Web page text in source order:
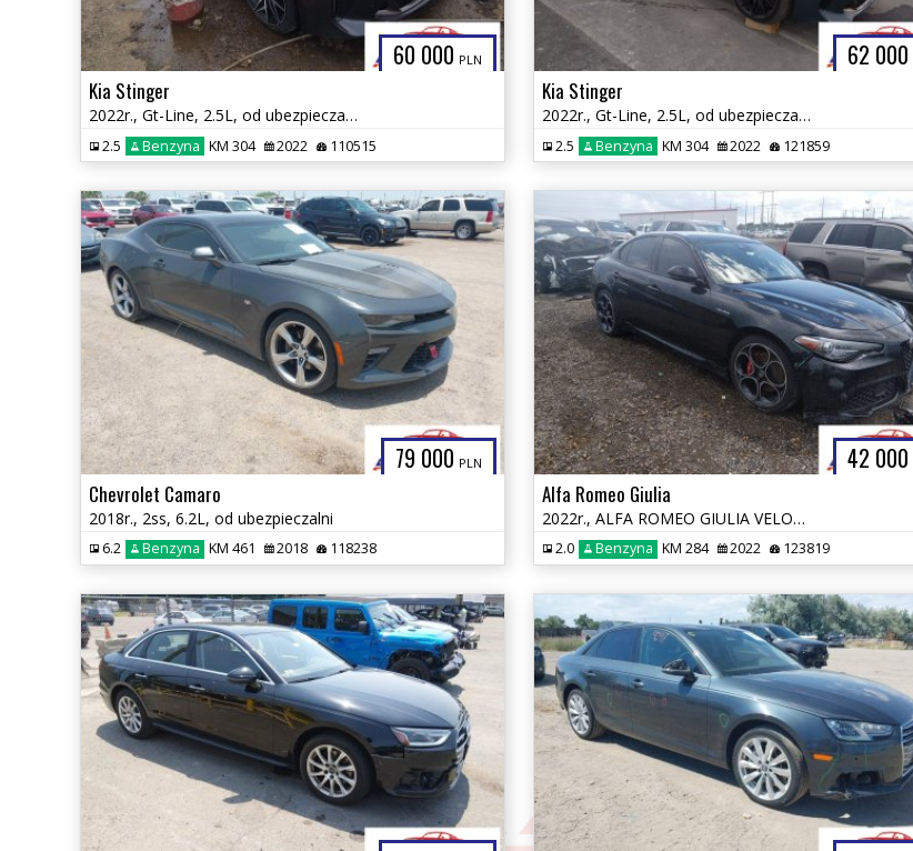
60 000 PLN
Kia Stinger
2022r., Gt-Line, 2.5L, od ubezpieczalni
2.5 Benzyna KM 304 2022 110515
62 000
Kia Stinger
2022r., Gt-Line, 2.5L, od ubezpieczalni
2.5 Benzyna KM 304 2022 121859
79 000 PLN
Chevrolet Camaro
2018r., 2ss, 6.2L, od ubezpieczalni
6.2 Benzyna KM 461 2018 118238
42 000
Alfa Romeo Giulia
2022r., ALFA ROMEO GIULIA VELOCE TI RWD, 2L, od ubezpieczalni
2.0 Benzyna KM 284 2022 123819